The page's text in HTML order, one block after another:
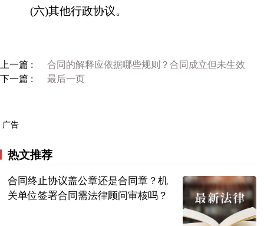
(六)其他行政协议。
上一篇 :
合同的解释应依据哪些规则？合同成立但未生效
下一篇 :
最后一页
广告
热文推荐
合同终止协议盖公章还是合同章？机
关单位签署合同需法律顾问审核吗？